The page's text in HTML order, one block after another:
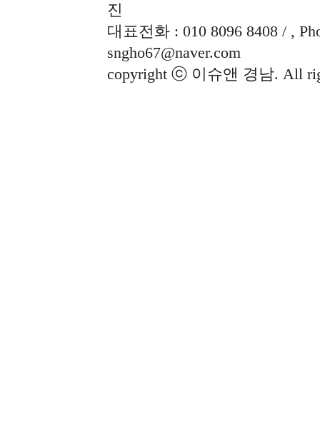
진
대표전화 : 010 8096 8408 / ,
sngho67@naver.com
copyright ⓒ 이슈앤 경남. All